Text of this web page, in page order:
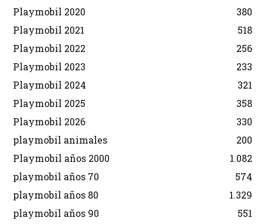
Playmobil 2020
380
Playmobil 2021
518
Playmobil 2022
256
Playmobil 2023
233
Playmobil 2024
321
Playmobil 2025
358
Playmobil 2026
330
playmobil animales
200
Playmobil años 2000
1.082
playmobil años 70
574
playmobil años 80
1.329
playmobil años 90
551